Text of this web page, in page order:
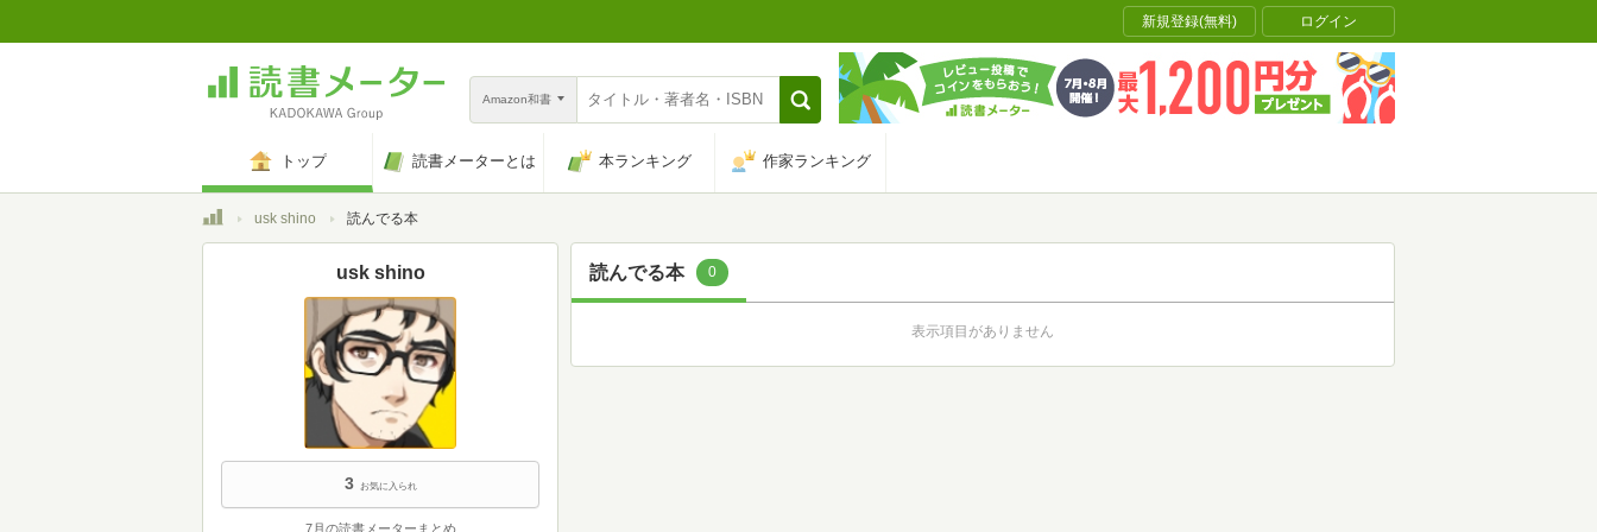
新規登録(無料) ログイン
Amazon和書
トップ 読書メーターとは 本ランキング 作家ランキング
トップusk shino 読んでる本
読んでる本 0
表示項目がありません
usk shino
3 お気に入られ
7月の読書メーターまとめ